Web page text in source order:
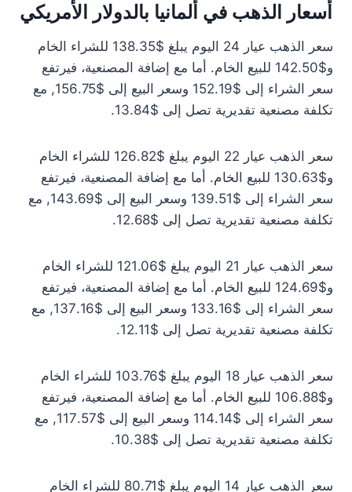
أسعار الذهب في ألمانيا بالدولار الأمريكي
سعر الذهب عيار 24 اليوم يبلغ $138.35 للشراء الخام
و$142.50 للبيع الخام. أما مع إضافة المصنعية، فيرتفع
سعر الشراء إلى $152.19 وسعر البيع إلى $156.75, مع
تكلفة مصنعية تقديرية تصل إلى $13.84.
سعر الذهب عيار 22 اليوم يبلغ $126.82 للشراء الخام
و$130.63 للبيع الخام. أما مع إضافة المصنعية، فيرتفع
سعر الشراء إلى $139.51 وسعر البيع إلى $143.69, مع
تكلفة مصنعية تقديرية تصل إلى $12.68.
سعر الذهب عيار 21 اليوم يبلغ $121.06 للشراء الخام
و$124.69 للبيع الخام. أما مع إضافة المصنعية، فيرتفع
سعر الشراء إلى $133.16 وسعر البيع إلى $137.16, مع
تكلفة مصنعية تقديرية تصل إلى $12.11.
سعر الذهب عيار 18 اليوم يبلغ $103.76 للشراء الخام
و$106.88 للبيع الخام. أما مع إضافة المصنعية، فيرتفع
سعر الشراء إلى $114.14 وسعر البيع إلى $117.57, مع
تكلفة مصنعية تقديرية تصل إلى $10.38.
سعر الذهب عيار 14 اليوم يبلغ $80.71 للشراء الخام